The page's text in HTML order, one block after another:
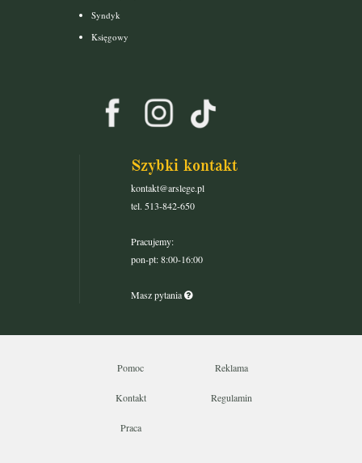
Syndyk
Księgowy
Szybki kontakt
kontakt@arslege.pl
tel. 513-842-650
Pracujemy:
pon-pt: 8:00-16:00
Masz pytania
Pomoc Reklama
Kontakt Regulamin
Praca